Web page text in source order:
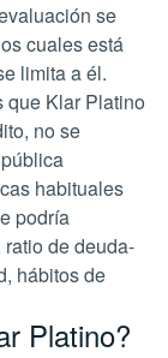
se
cuales está
limita a él.
que Klar Platino
no se
habituales
podría
de deuda-
hábitos de
Platino?